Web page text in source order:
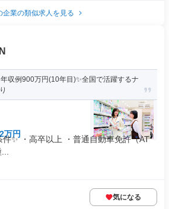
企業の類似求人を見る
収例900万円(10年目)✨全国で活躍するナ
万円
✨ ・高卒以上 ・普通自動車免許（AT
気になる